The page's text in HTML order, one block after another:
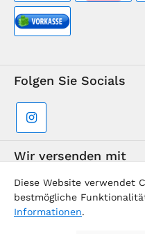
Folgen Sie Socials
Wir versenden mit
Diese Website verwendet
bestmögliche
Informationen.